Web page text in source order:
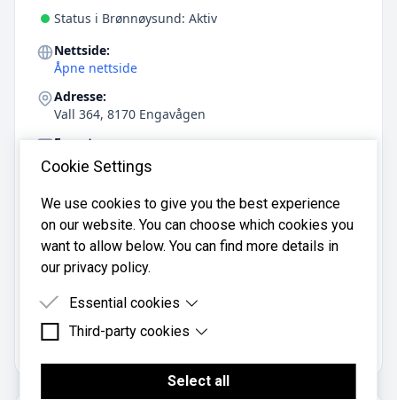
Status i Brønnøysund: Aktiv
Nettside:
Åpne nettside
Adresse:
Vall 364, 8170 Engavågen
E-post:
rogerean@online.no
69 27 77 02
Mobil:
928 01 134
Roger Edmar Andersen er registrert i
Brønnøysundregistrenemed organisasjonsnummer
Cookie Settings
We use cookies to give you the best experience
on our website. You can choose which cookies you
want to allow below. You can find more details in
our privacy policy.
Essential cookies
Essential cookies are cookies that are needed for
Third-party cookies
Third-party cookies are cookies set by third-party
software to enable features such as Google
Select all